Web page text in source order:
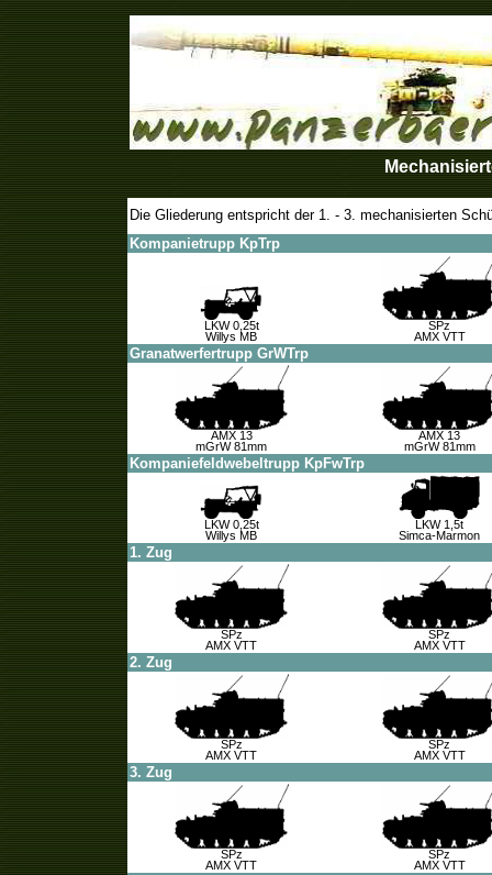
Die Gliederung entspricht der 1. - 3. mechanisierten
Kompanietrupp KpTrp
LKW 0,25t
Willys MB
SPz
AMX VTT
Granatwerfertrupp GrWTrp
AMX 13
mGrW 81mm
AMX 13
mGrW 81mm
Kompaniefeldwebeltrupp KpFwTrp
LKW 0,25t
Willys MB
LKW 1,5t
Simca-Marmon
1. Zug
SPz
AMX VTT
SPz
AMX VTT
2. Zug
SPz
AMX VTT
SPz
AMX VTT
3. Zug
SPz
AMX VTT
SPz
AMX VTT